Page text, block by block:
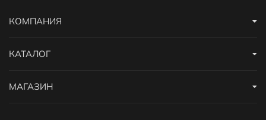
КОМПАНИЯ
КАТАЛОГ
МАГАЗИН